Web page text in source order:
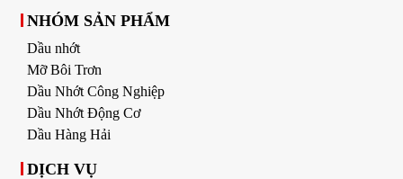
NHÓM SẢN PHẨM
Dầu nhớt
Mỡ Bôi Trơn
Dầu Nhớt Công Nghiệp
Dầu Nhớt Động Cơ
Dầu Hàng Hải
DỊCH VỤ